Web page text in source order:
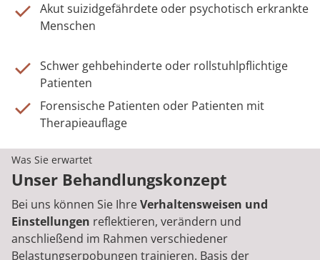
Akut suizidgefährdete oder psychotisch erkrankte
Menschen
Schwer gehbehinderte oder rollstuhlpflichtige
Patienten
Forensische Patienten oder Patienten mit
Therapieauflage
Was Sie erwartet
Unser Behandlungskonzept
Bei uns können Sie IhreVerhaltensweisen und
Einstellungen reflektieren, verändern und
anschließend im Rahmen verschiedener
Belastungserpobungen trainieren. Basis der